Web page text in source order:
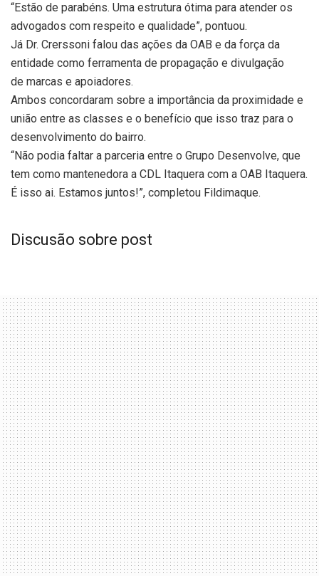
“Estão de parabéns. Uma estrutura ótima para atender os
advogados com respeito e qualidade”, pontuou.
Já Dr. Crerssoni falou das ações da OAB e da força da
entidade como ferramenta de propagação e divulgação
de marcas e apoiadores.
Ambos concordaram sobre a importância da proximidade e
união entre as classes e o benefício que isso traz para o
desenvolvimento do bairro.
“Não podia faltar a parceria entre o Grupo Desenvolve, que
tem como mantenedora a CDL Itaquera com a OAB Itaquera.
É isso ai. Estamos juntos!”, completou Fildimaque.
Discusão sobre post